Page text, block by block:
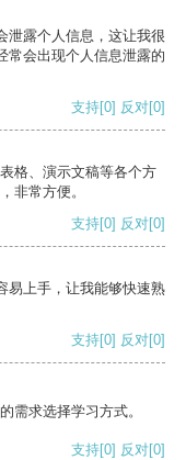
泄露个人信息，这让我很
常会出现个人信息泄露的
支持[0] 反对[0]
格、演示文稿等各个方
非常方便。
支持[0] 反对[0]
易上手，让我能够快速熟
支持[0] 反对[0]
需求选择学习方式。
支持[0] 反对[0]